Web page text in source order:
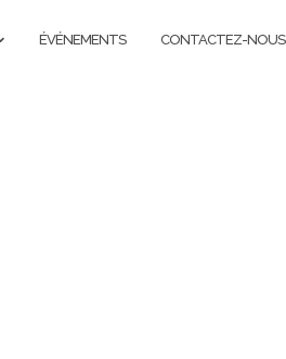
ÉVÉNEMENTS CONTACTEZ-NOUS